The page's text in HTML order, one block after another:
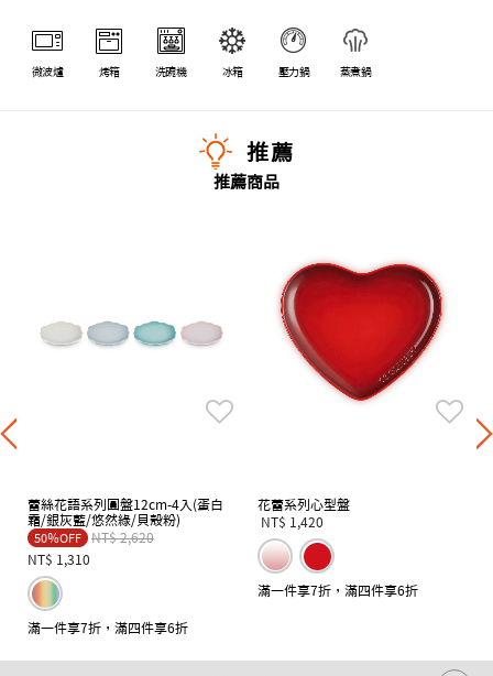
微波爐 烤箱 洗碗機 冰箱 壓力鍋 蒸煮鍋
推薦
推薦商品
蕾絲花語系列圓盤12cm-4入(蛋白
霜/銀灰藍/悠然綠/貝殼粉)
50％OFF Price reduced from
NT$ 2,620to
NT$ 1,310
滿一件享7折，滿四件享6折
花蕾系列心型盤
NT$ 1,420
滿一件享7折，滿四件享6折